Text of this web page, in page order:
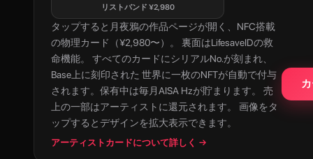
リストバンド ¥2,980
タップすると 月夜鴉の作品ページが開く、NFC搭載
の物理カード（¥2,980〜）。 裏面はLifesaveIDの救
命機能。 すべてのカードにシリアルNo.が刻まれ、
Base上に刻印された 世界に一枚のNFTが自動で付与
されます。保有中は毎月AISA Hzが貯まります。 売
上の一部はアーティストに還元されます。 画像をタ
ップするとデザインを拡大表示できます。
アーティストカードについて詳しく →